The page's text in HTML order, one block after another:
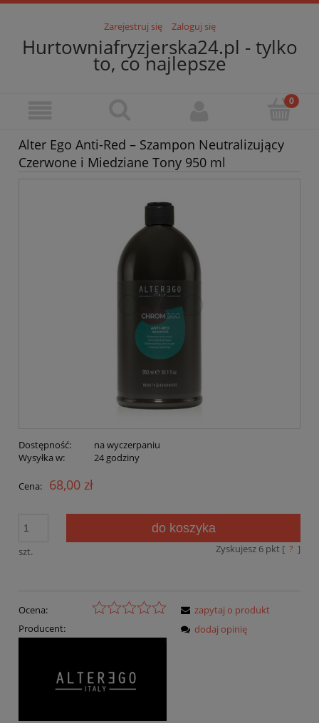
Zarejestruj się Zaloguj się
Hurtowniafryzjerska24.pl - tylko
to, co najlepsze
Alter Ego Anti-Red – Szampon Neutralizujący
Czerwone i Miedziane Tony 950 ml
Dostępność:
na wyczerpaniu
Wysyłka w:
24 godziny
Cena: 68,00 zł
szt.
do koszyka
Zyskujesz 6pkt [ ? ]
Ocena:
Producent:
zapytaj o produkt
dodaj opinię